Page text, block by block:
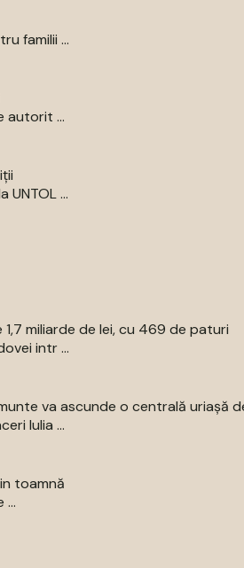
familii ...
autorit ...
...
miliarde de lei, cu 469 de paturi
intr ...
va ascunde o centrală uriașă
Iulia ...
toamnă
...